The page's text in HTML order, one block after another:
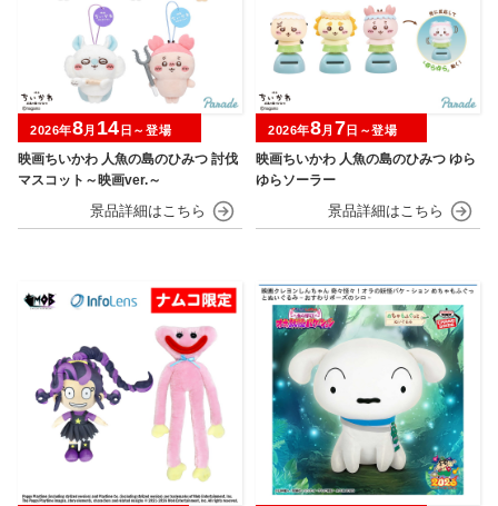
映画ちいかわ 人魚の島のひみつ 討伐
マスコット～映画ver.～
2026年8月 14 日～登場
映画ちいかわ 人魚の島のひみつ ゆら
ゆらソーラー
2026年8月 7日～登場